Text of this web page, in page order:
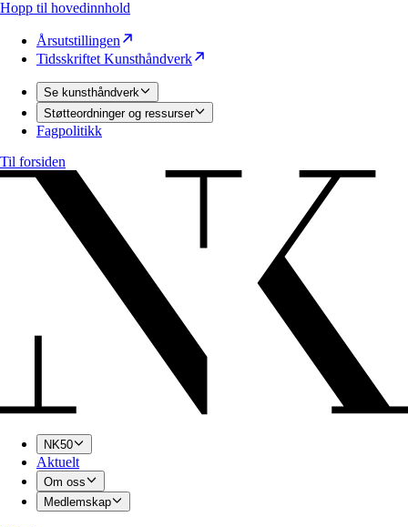
Hopp til hovedinnhold
Årsutstillingen
Tidsskriftet Kunsthåndverk
Se kunsthåndverk
Støtteordninger og ressurser
Fagpolitikk
Til forsiden
NK50
Aktuelt
Om oss
Medlemskap